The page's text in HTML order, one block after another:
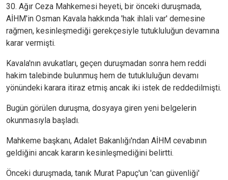
30. Ağır Ceza Mahkemesi heyeti, bir önceki duruşmada,
AİHM'in Osman Kavala hakkında 'hak ihlali var' demesine
rağmen, kesinleşmediği gerekçesiyle tutukluluğun devamına
karar vermişti.
Kavala'nın avukatları, geçen duruşmadan sonra hem reddi
hakim talebinde bulunmuş hem de tutukluluğun devamı
yönündeki karara itiraz etmiş ancak iki istek de reddedilmişti.
Bugün görülen duruşma, dosyaya giren yeni belgelerin
okunmasıyla başladı.
Mahkeme başkanı, Adalet Bakanlığı'ndan AİHM cevabının
geldiğini ancak kararın kesinleşmediğini belirtti.
Önceki duruşmada, tanık Murat Papuç'un 'can güvenliği'